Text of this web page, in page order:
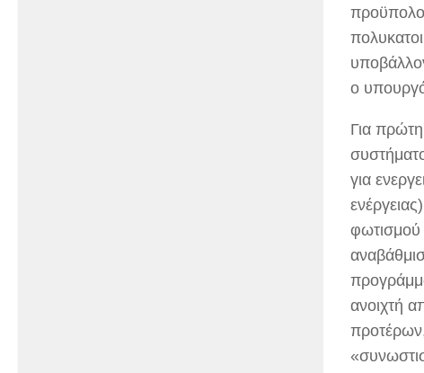
ο
Για
για
φωτισμού
ανοιχτή